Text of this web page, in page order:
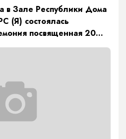
в Зале Республики Дома
(Я) состоялась
посвященная 20
РС (Я)